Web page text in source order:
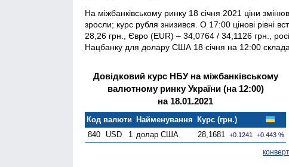
На міжбанківському ринку 18 січня 2021 ціни
зросли; курс рубля знизився. О 17:00 цінові
28,26 грн., Євро (EUR) – 34,0764 / 34,1126 грн.,
Нацбанку для долару США 18 січня на 12:00
Довідковий курс НБУ на міжбанківському
валютному ринку України (на 12:00)
на 18.01.2021
Код валюти Найменування
Курс (грн.)
840
USD 1 долар США 28,1681 +0.1241 +0.443 %